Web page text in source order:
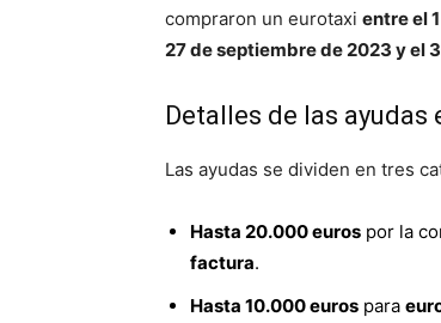
compraron un eurotaxi entre el
27 de septiembre de 2023 y el
Detalles de las ayudas
Las ayudas se dividen en tres
Hasta 20.000 euros por la
factura.
Hasta 10.000 euros para